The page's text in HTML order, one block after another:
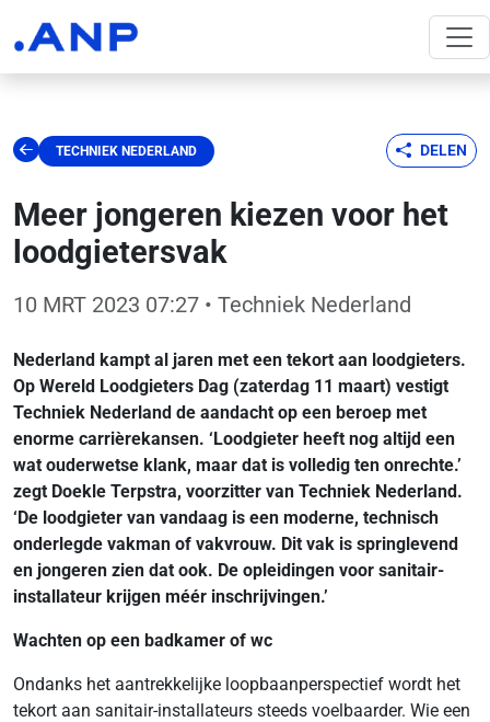
TECHNIEK NEDERLAND DELEN
Meer jongeren kiezen voor het
loodgietersvak
10 MRT 2023 07:27 • Techniek Nederland
Nederland kampt al jaren met een tekort aan loodgieters.
Op Wereld Loodgieters Dag (zaterdag 11 maart) vestigt
Techniek Nederland de aandacht op een beroep met
enorme carrièrekansen. ‘Loodgieter heeft nog altijd een
wat ouderwetse klank, maar dat is volledig ten onrechte.’
zegt Doekle Terpstra, voorzitter van Techniek Nederland.
‘De loodgieter van vandaag is een moderne, technisch
onderlegde vakman of vakvrouw. Dit vak is springlevend
en jongeren zien dat ook. De opleidingen voor sanitair-
installateur krijgen méér inschrijvingen.’
Wachten op een badkamer of wc
Ondanks het aantrekkelijke loopbaanperspectief wordt het
tekort aan sanitair-installateurs steeds voelbaarder. Wie een